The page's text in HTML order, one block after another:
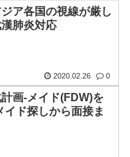
ア各国の視線が厳し
肺炎対応
2020.02.26 0
画-メイド(FDW)を
イド探しから面接ま